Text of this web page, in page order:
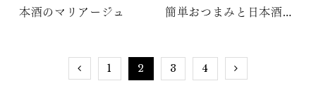
本酒のマリアージュ
簡単おつまみと日本酒で
1 2 3 4